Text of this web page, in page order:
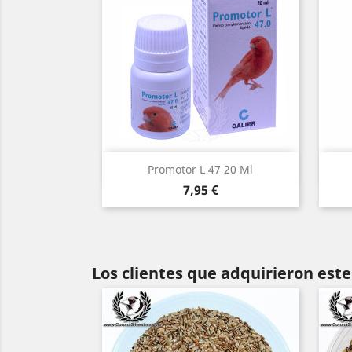
Promotor L 47 20 Ml
Precio
7,95 €
Vista rápida
Los clientes que adquirieron